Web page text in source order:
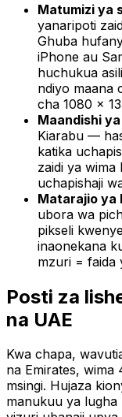
Matumizi ya
yanaripoti
Ghuba
iPhone au
huchukua
ndiyo maana
cha 1080 ×
Maandishi
Kiarabu —
katika
zaidi ya
uchapishaji
Matarajio ya
ubora wa
pikseli
inaonekana
mzuri = faida
Posti za
na UAE
Kwa chapa,
na Emirates, wima
msingi. Hujaza
manukuu ya lugha